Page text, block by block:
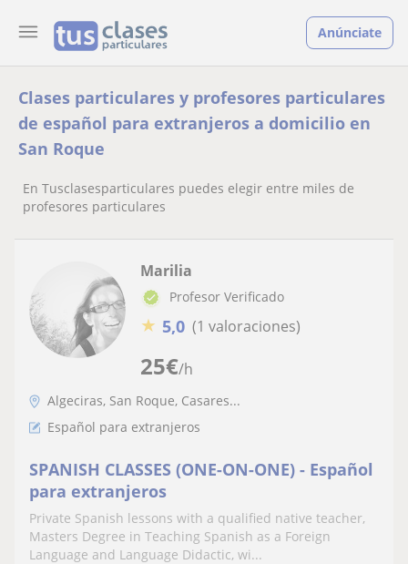
Anúnciate
Clases particulares y profesores particulares
de español para extranjeros a domicilio en
San Roque
En Tusclasesparticulares puedes elegir entre miles de
profesores particulares
25€/h
Marilia
Profesor Verificado
★ 5,0 (1 valoraciones)
Algeciras, San Roque, Casares...
Español para extranjeros
SPANISH CLASSES (ONE-ON-ONE) - Español
para extranjeros
Private Spanish lessons with a qualified native teacher,
Masters Degree in Teaching Spanish as a Foreign
Language and Language Didactic, wi...